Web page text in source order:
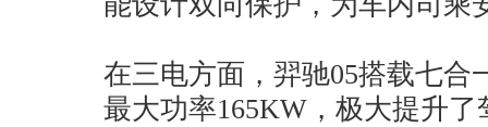
在三电方面，羿驰05搭载七合
最大功率165KW，极大提升